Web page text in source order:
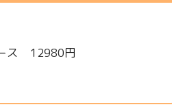
ス 12980円